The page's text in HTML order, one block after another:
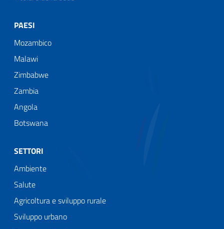
PAESI
Mozambico
Malawi
Zimbabwe
Zambia
Angola
Botswana
SETTORI
Ambiente
Salute
Agricoltura e sviluppo rurale
Sviluppo urbano